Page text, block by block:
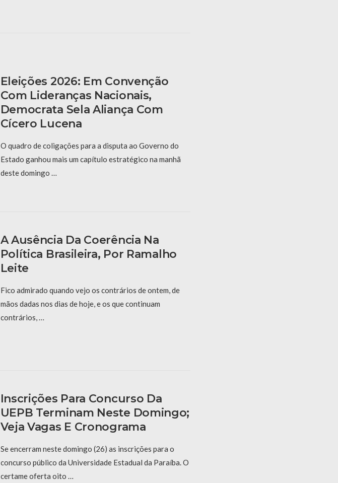
Eleições 2026: Em Convenção
Com Lideranças Nacionais,
Democrata Sela Aliança Com
Cícero Lucena
O quadro de coligações para a disputa ao Governo do
Estado ganhou mais um capítulo estratégico na manhã
deste domingo …
A Ausência Da Coerência Na
Política Brasileira, Por Ramalho
Leite
Fico admirado quando vejo os contrários de ontem, de
mãos dadas nos dias de hoje, e os que continuam
contrários, …
Inscrições Para Concurso Da
UEPB Terminam Neste Domingo;
Veja Vagas E Cronograma
Se encerram neste domingo (26) as inscrições para o
concurso público da Universidade Estadual da Paraíba. O
certame oferta oito …